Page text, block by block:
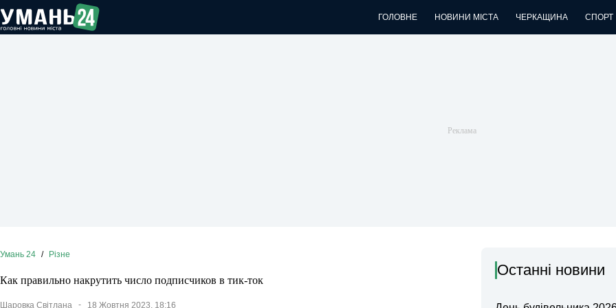
до
вмісту
ГОЛОВНЕ НОВИНИ МІСТА ЧЕРКАЩИНА СПОРТ
Умань 24 / Різне
Как правильно накрутить число подписчиков в тик-ток
Шаровка Світлана 18 Жовтня 2023, 18:16
Останні новини